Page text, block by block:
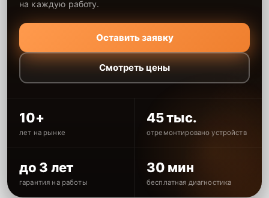
на каждую работу.
Оставить заявку
Смотреть цены
10+
лет на рынке
45 тыс.
отремонтировано устройств
до 3 лет
гарантия на работы
30 мин
бесплатная диагностика